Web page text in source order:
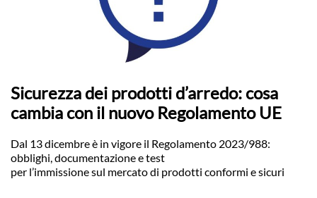
Sicurezza dei prodotti d’arredo: cosa
cambia con il nuovo Regolamento UE
Dal 13 dicembre è in vigore il Regolamento 2023/988:
obblighi, documentazione e test
per l’immissione sul mercato di prodotti conformi e sicuri